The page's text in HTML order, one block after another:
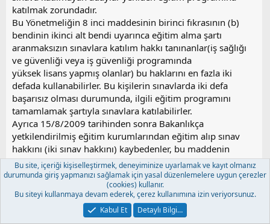
katılmak zorundadır.
Bu Yönetmeliğin 8 inci maddesinin birinci fıkrasının (b)
bendinin ikinci alt bendi uyarınca eğitim alma şartı
aranmaksızın sınavlara katılım hakkı tanınanlar(iş sağlığı
ve güvenliği veya iş güvenliği programında
yüksek lisans yapmış olanlar) bu haklarını en fazla iki
defada kullanabilirler. Bu kişilerin sınavlarda iki defa
başarısız olması durumunda, ilgili eğitim programını
tamamlamak şartıyla sınavlara katılabilirler.
Ayrıca 15/8/2009 tarihinden sonra Bakanlıkça
yetkilendirilmiş eğitim kurumlarından eğitim alıp sınav
hakkını (iki sınav hakkını) kaybedenler, bu maddenin
yayım tarihi itibariyle 1 yıl içinde ilgili sınavlara
katılabilirler.
İşyeri hekimliği ve iş güvenliği uzmanları sınavları 2014
yılında Mayıs dönemi sınavı 24 Mayıs 2014, Aralık
dönemi sınavı ise 27 Aralık 2014 tarihinde Adana, Ankara,
Bu site, içeriği kişiselleştirmek, deneyiminize uyarlamak ve kayıt olmanız
durumunda giriş yapmanızı sağlamak için yasal düzenlemelere uygun çerezler
(cookies) kullanır.
Bu siteyi kullanmaya devam ederek, çerez kullanımına izin veriyorsunuz.
Kabul Et
Detaylı Bilgi…